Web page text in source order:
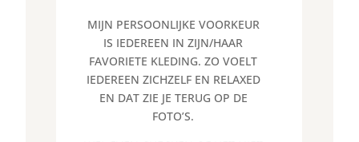
MIJN PERSOONLIJKE VOORKEUR
IS IEDEREEN IN ZIJN/HAAR
FAVORIETE KLEDING. ZO VOELT
IEDEREEN ZICHZELF EN RELAXED
EN DAT ZIE JE TERUG OP DE
FOTO’S.